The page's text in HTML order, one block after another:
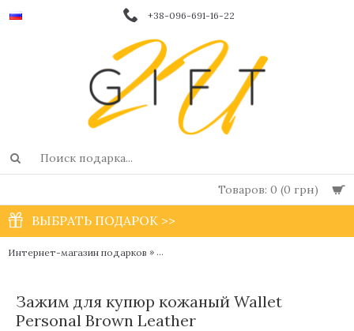
+38-096-691-16-22
Товаров: 0 (0 грн)
ВЫБРАТЬ ПОДАРОК >>
Интернет-магазин подарков » Мужские кошельки, портмоне и клатчи
Зажим для купюр кожаный Wallet
Personal Brown Leather